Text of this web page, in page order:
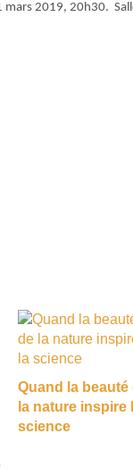
mars 2019, 20h30.
Quand la beauté
la nature inspire
science